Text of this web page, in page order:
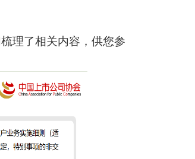
理了相关内容，供您参